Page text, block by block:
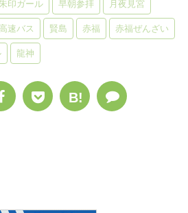
印ガール 早朝参拝 月夜見宮
速バス 賢島 赤福 赤福ぜんざい
龍神
B!